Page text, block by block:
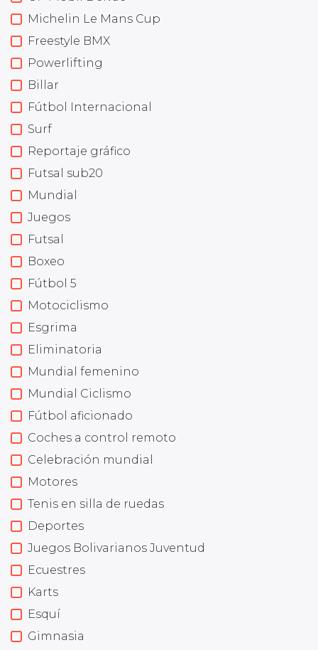
Michelin Le Mans Cup
Freestyle BMX
Powerlifting
Billar
Fútbol Internacional
Surf
Reportaje gráfico
Futsal sub20
Mundial
Juegos
Futsal
Boxeo
Fútbol 5
Motociclismo
Esgrima
Eliminatoria
Mundial femenino
Mundial Ciclismo
Fútbol aficionado
Coches a control remoto
Celebración mundial
Motores
Tenis en silla de ruedas
Deportes
Juegos Bolivarianos Juventud
Ecuestres
Karts
Esquí
Gimnasia